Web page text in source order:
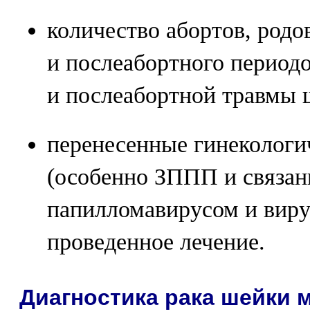
количество абортов,
и послеабортного
и послеабортной травмы
перенесенные
(особенно ЗППП и
папилломавирусом и
проведенное лечение.
Диагностика рака шейки